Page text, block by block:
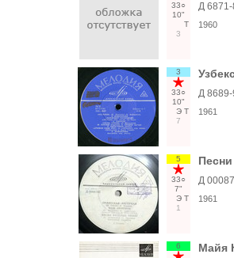
33○
10"
Т
3
Д 6871-
1960
3
33○
10"
Э Т
7
Д
1961
5
33○
7"
Э Т
1
Д
1961
6 Майя